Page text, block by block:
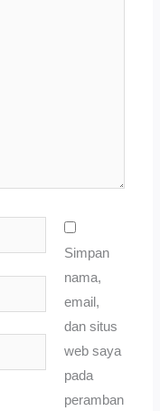
Simpan
nama,
email,
dan situs
web saya
pada
peramban